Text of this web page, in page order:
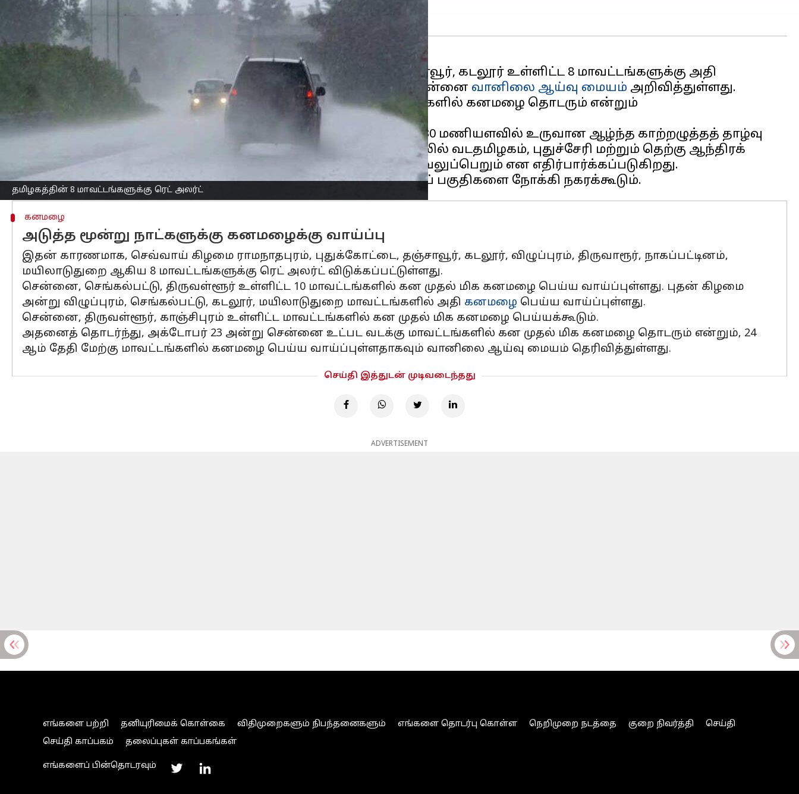
தமிழகத்தின் 8 மாவட்டங்களுக்கு ரெட் அலர்ட்
Sekar Chinnappan Oct 21, 2025 05:27 pm
செய்தி முன்னோட்டம்
செவ்வாய் கிழமை (அக்டோபர் 21) ராமநாதபுரம், தஞ்சாவூர், கடலூர் உள்ளிட்ட 8 மாவட்டங்களுக்கு அதி
கனமழைக்கான ரெட் அலர்ட் எச்சரிக்கை விடுக்கப்பட்டுள்ளதாக சென்னை வானிலை ஆய்வு மையம் அறிவித்துள்ளது.
மேலும், அடுத்த மூன்று நாட்களுக்குத் தமிழகத்தின் பல்வேறு பகுதிகளில் கனமழை தொடரும் என்றும்
தெரிவிக்கப்பட்டுள்ளது.
தென்மேற்கு வங்கக் கடல் பகுதிகளில் செவ்வாய் கிழமை காலை 8:30 மணியளவில் உருவான ஆழ்ந்த காற்றழுத்தத் தாழ்வு
பகுதி, மேற்கு-வடமேற்கு திசையில் நகர்ந்து, புதன் கிழமை நண்பகலில் வடதமிழகம், புதுச்சேரி மற்றும் தெற்கு ஆந்திரக்
கடலோரப் பகுதிகளுக்கு அருகே காற்றழுத்தத் தாழ்வு மண்டலமாக வலுப்பெறும் என எதிர்பார்க்கப்படுகிறது.
கனமழை
அடுத்த மூன்று நாட்களுக்கு கனமழைக்கு வாய்ப்பு
இதன் காரணமாக, செவ்வாய் கிழமை ராமநாதபுரம், புதுக்கோட்டை, தஞ்சாவூர், கடலூர், விழுப்புரம், திருவாரூர், நாகப்பட்டினம்,
மயிலாடுதுறை ஆகிய 8 மாவட்டங்களுக்கு ரெட் அலர்ட் விடுக்கப்பட்டுள்ளது.
சென்னை, செங்கல்பட்டு, திருவள்ளூர் உள்ளிட்ட 10 மாவட்டங்களில் கன முதல் மிக கனமழை பெய்ய வாய்ப்புள்ளது. புதன் கிழமை
அன்று விழுப்புரம், செங்கல்பட்டு, கடலூர், மயிலாடுதுறை மாவட்டங்களில் அதி கனமழை பெய்ய வாய்ப்புள்ளது.
சென்னை, திருவள்ளூர், காஞ்சிபுரம் உள்ளிட்ட மாவட்டங்களில் கன முதல் மிக கனமழை பெய்யக்கூடும்.
அதனைத் தொடர்ந்து, அக்டோபர் 23 அன்று சென்னை உட்பட வடக்கு மாவட்டங்களில் கன முதல் மிக கனமழை தொடரும் என்றும், 24
ஆம் தேதி மேற்கு மாவட்டங்களில் கனமழை பெய்ய வாய்ப்புள்ளதாகவும் வானிலை ஆய்வு மையம் தெரிவித்துள்ளது.
செய்தி இத்துடன் முடிவடைந்தது
ADVERTISEMENT
எங்களை பற்றி தனியுரிமைக் கொள்கை விதிமுறைகளும் நிபந்தனைகளும் எங்களை தொடர்பு கொள்ள நெறிமுறை நடத்தை குறை நிவர்த்தி
செய்தி
செய்தி காப்பகம்
தலைப்புகள் காப்பகங்கள்
எங்களைப் பின்தொடரவும்